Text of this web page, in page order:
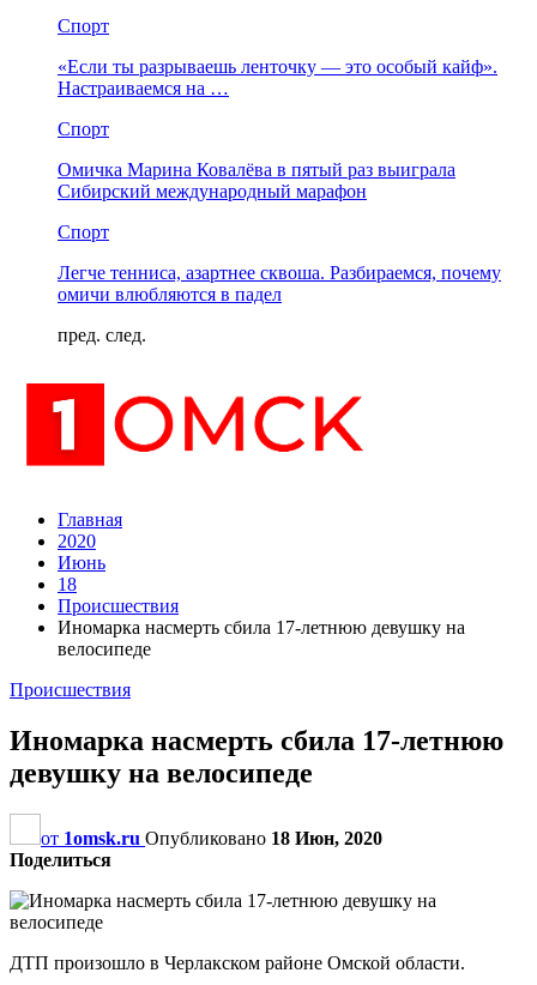
Спорт
«Если ты разрываешь ленточку — это особый кайф».
Настраиваемся на …
Спорт
Омичка Марина Ковалёва в пятый раз выиграла
Сибирский международный марафон
Спорт
Легче тенниса, азартнее сквоша. Разбираемся, почему
омичи влюбляются в падел
пред. след.
Главная
2020
Июнь
18
Происшествия
Иномарка насмерть сбила 17-летнюю девушку на
велосипеде
Происшествия
Иномарка насмерть сбила 17-летнюю
девушку на велосипеде
от 1omsk.ru Опубликовано 18 Июн, 2020
Поделиться
ДТП произошло в Черлакском районе Омской области.